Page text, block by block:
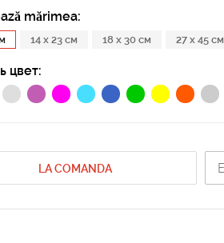
mărimea:
14 x 23 см 18 x 30 см 27 x 45 см
цвет:
LA COMANDA